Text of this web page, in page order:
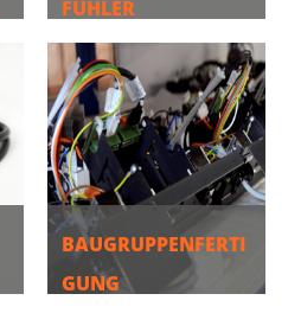
FÜHLER
MEHR
BAUGRUPPENFERTI
GUNG